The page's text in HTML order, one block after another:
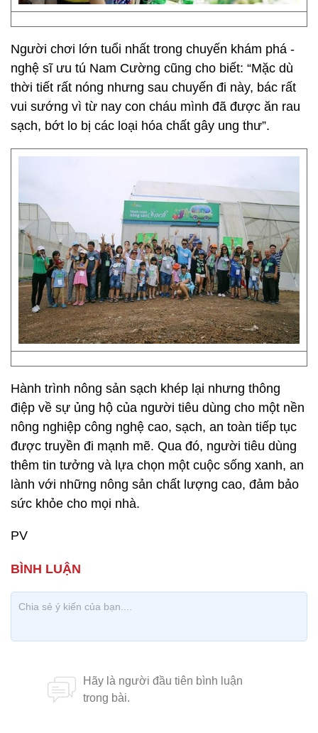
Người chơi lớn tuổi nhất trong chuyến khám phá -
nghệ sĩ ưu tú Nam Cường cũng cho biết: “Mặc dù
thời tiết rất nóng nhưng sau chuyến đi này, bác rất
vui sướng vì từ nay con cháu mình đã được ăn rau
sạch, bớt lo bị các loại hóa chất gây ung thư”.
Hành trình nông sản sạch khép lại nhưng thông
điệp về sự ủng hộ của người tiêu dùng cho một nền
nông nghiệp công nghệ cao, sạch, an toàn tiếp tục
được truyền đi mạnh mẽ. Qua đó, người tiêu dùng
thêm tin tưởng và lựa chọn một cuộc sống xanh, an
lành với những nông sản chất lượng cao, đảm bảo
sức khỏe cho mọi nhà.
PV